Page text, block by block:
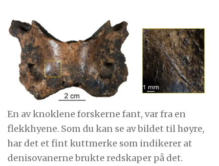
En av knoklene forskerne fant, var fra en
flekkhyene. Som du kan se av bildet til høyre,
har det et fint kuttmerke som indikerer at
denisovanerne brukte redskaper på det.